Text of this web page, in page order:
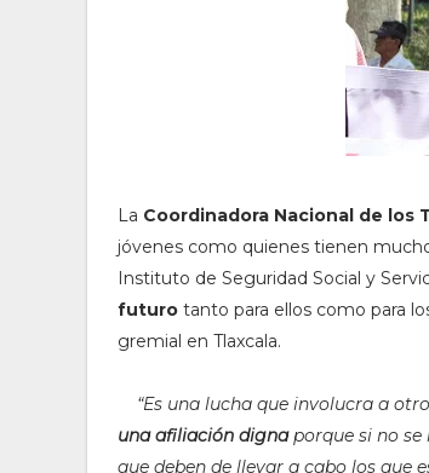
La Coordinadora Nacional de los
jóvenes como quienes tienen
Instituto de Seguridad Social y
futuro tanto para ellos como para
gremial en Tlaxcala.
“Es una lucha que involucra a
una afiliación dignaporque si no se
que deben de llevar a cabo los que